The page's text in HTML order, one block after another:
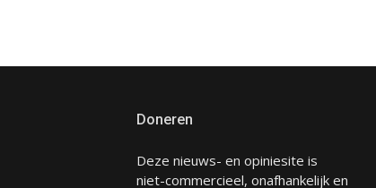
Doneren
Deze nieuws- en opiniesite is
niet-commercieel, onafhankelijk en